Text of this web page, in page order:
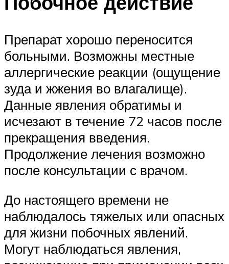
Препарат хорошо переносится
больными. Возможны местные
аллергические реакции (ощущение
зуда и жжения во влагалище).
Данные явления обратимы и
исчезают в течение 72 часов после
прекращения введения.
Продолжение лечения возможно
после консультации с врачом.
До настоящего времени не
наблюдалось тяжелых или опасных
для жизни побочных явлений.
Могут наблюдаться явления,